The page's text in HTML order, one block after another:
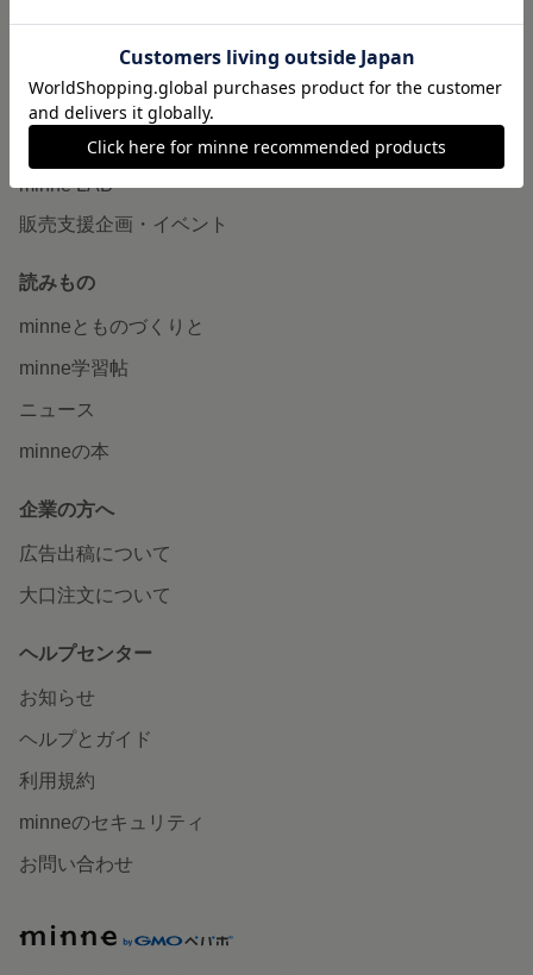
食品販売
ヴィンテージ販売
ダウンロード販売
minne PLUS
minne LAB
販売支援企画・イベント
読みもの
minneとものづくりと
minne学習帖
ニュース
minneの本
企業の方へ
広告出稿について
大口注文について
ヘルプセンター
お知らせ
ヘルプとガイド
利用規約
minneのセキュリティ
お問い合わせ